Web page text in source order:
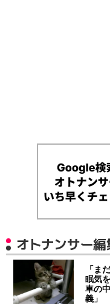
オトナンサー
「ま
眠気
車の
義」